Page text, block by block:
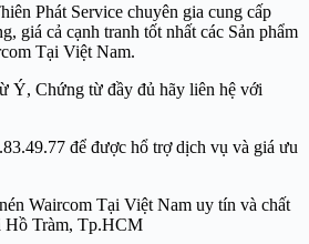
Phát Service chuyên gia cung cấp
giá cả cạnh tranh tốt nhất các Sản phẩm
Tại Việt Nam.
Ý, Chứng từ đầy đủ hãy liên hệ với
để được hổ trợ dịch vụ và giá ưu
Waircom Tại Việt Nam uy tín và chất
Hồ Tràm, Tp.HCM